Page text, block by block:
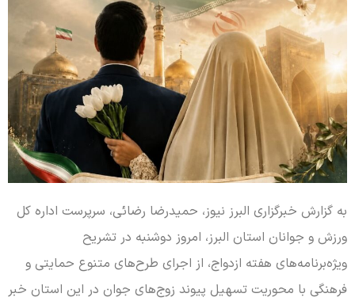
به گزارش خبرگزاری البرز نیوز، حمیدرضا رضائی، سرپرست اداره کل
ورزش و جوانان استان البرز، امروز دوشنبه در تشریح
ویژه‌برنامه‌های هفته ازدواج، از اجرای طرح‌های متنوع حمایتی و
فرهنگی با محوریت تسهیل پیوند زوج‌های جوان در این استان خبر